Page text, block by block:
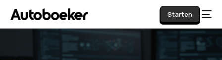
Starten